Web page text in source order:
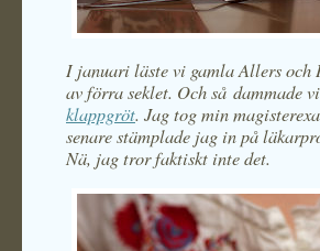
I januari läste vi gamla Allers och
av förra seklet. Och så dammade
klappgröt. Jag tog min
senare stämplade jag in på
Nä, jag tror faktiskt inte det.